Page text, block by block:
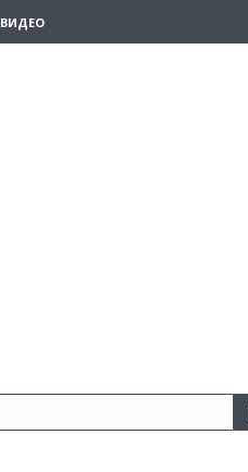
ВИДЕО